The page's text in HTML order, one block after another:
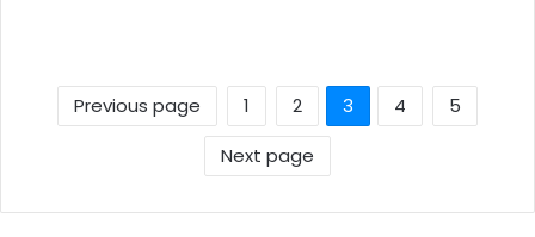
Previous page 1 2 3 4
5
Next page